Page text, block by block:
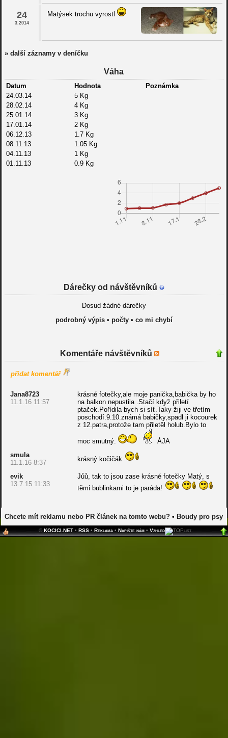
24
3.2014
Matýsek trochu vyrostl
» další záznamy v deníčku
Váha
Datum Hodnota
Poznámka
24.03.14
5 Kg
28.02.14
4 Kg
25.01.14
3 Kg
17.01.14
2 Kg
06.12.13
1.7 Kg
08.11.13
1.05 Kg
04.11.13
1 Kg
01.11.13
0.9 Kg
Dárečky od návštěvníků
Dosud žádné dárečky
podrobný výpis• počty• co mi chybí
Komentáře návštěvníků
přidat komentář
Jana8723
11.1.16 11:57
krásné fotečky,ale moje panička,babička by ho
na balkon nepustila .Stačí když přiletí
ptaček.Pořídila bych si síť.Taky žiji ve třetím
poschodí.9.10.známá babičky,spadl ji kocourek
z 12.patra,protože tam přiletěl holub.Bylo to
moc smutný.
ÁJA
smula
11.1.16 8:37
krásný kočičák
evik
13.7.15 11:33
Jůů, tak to jsou zase krásné fotečky Matý, s
těmi bublinkami to je paráda!
Chcete mít reklamu nebo PR článek na tomto webu? • Boudy pro psy
©KOCICI.NET• RSS• Reklama• Napište nám• Vzhled